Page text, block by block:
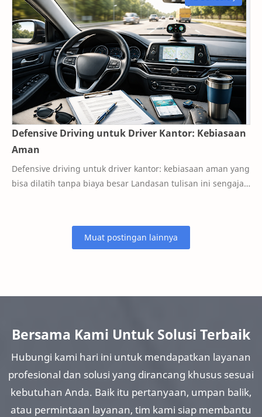
Defensive Driving untuk Driver Kantor: Kebiasaan
Aman
Defensive driving untuk driver kantor: kebiasaan aman yang
bisa dilatih tanpa biaya besar Landasan tulisan ini sengaja
Bersama Kami Untuk Solusi Terbaik
Hubungi kami hari ini untuk mendapatkan layanan
profesional dan solusi yang dirancang khusus sesuai
kebutuhan Anda. Baik itu pertanyaan, umpan balik,
atau permintaan layanan, tim kami siap membantu